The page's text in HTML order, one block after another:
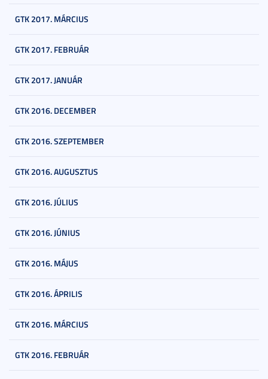
GTK 2017. MÁRCIUS
GTK 2017. FEBRUÁR
GTK 2017. JANUÁR
GTK 2016. DECEMBER
GTK 2016. SZEPTEMBER
GTK 2016. AUGUSZTUS
GTK 2016. JÚLIUS
GTK 2016. JÚNIUS
GTK 2016. MÁJUS
GTK 2016. ÁPRILIS
GTK 2016. MÁRCIUS
GTK 2016. FEBRUÁR